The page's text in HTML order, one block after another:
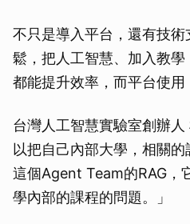
不只是導入平台，還有技
鬆，把人工智慧、加入教學
都能提升效率，而平台使用
台灣人工智慧實驗室創辦
以把自己內部大學，相關
這個Agent Team的RAG，
學內部的課程的問題。」